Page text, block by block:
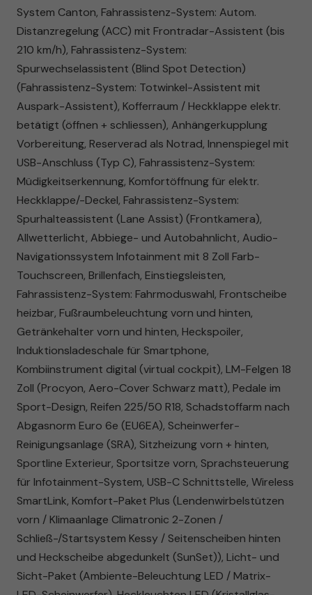
System Canton, Fahrassistenz-System: Autom.
Distanzregelung (ACC) mit Frontradar-Assistent (bis
210 km/h), Fahrassistenz-System:
Spurwechselassistent (Blind Spot Detection)
(Fahrassistenz-System: Totwinkel-Assistent mit
Auspark-Assistent), Kofferraum / Heckklappe elektr.
betätigt (öffnen + schliessen), Anhängerkupplung
Vorbereitung, Reserverad als Notrad, Innenspiegel mit
USB-Anschluss (Typ C), Fahrassistenz-System:
Müdigkeitserkennung, Komfortöffnung für elektr.
Heckklappe/-Deckel, Fahrassistenz-System:
Spurhalteassistent (Lane Assist) (Frontkamera),
Allwetterlicht, Abbiege- und Autobahnlicht, Audio-
Navigationssystem Infotainment mit 8 Zoll Farb-
Touchscreen, Brillenfach, Einstiegsleisten,
Fahrassistenz-System: Fahrmoduswahl, Frontscheibe
heizbar, Fußraumbeleuchtung vorn und hinten,
Getränkehalter vorn und hinten, Heckspoiler,
Induktionsladeschale für Smartphone,
Kombiinstrument digital (virtual cockpit), LM-Felgen 18
Zoll (Procyon, Aero-Cover Schwarz matt), Pedale im
Sport-Design, Reifen 225/50 R18, Schadstoffarm nach
Abgasnorm Euro 6e (EU6EA), Scheinwerfer-
Reinigungsanlage (SRA), Sitzheizung vorn + hinten,
Sportline Exterieur, Sportsitze vorn, Sprachsteuerung
für Infotainment-System, USB-C Schnittstelle, Wireless
SmartLink, Komfort-Paket Plus (Lendenwirbelstützen
vorn / Klimaanlage Climatronic 2-Zonen /
Schließ-/Startsystem Kessy / Seitenscheiben hinten
und Heckscheibe abgedunkelt (SunSet)), Licht- und
Sicht-Paket (Ambiente-Beleuchtung LED / Matrix-